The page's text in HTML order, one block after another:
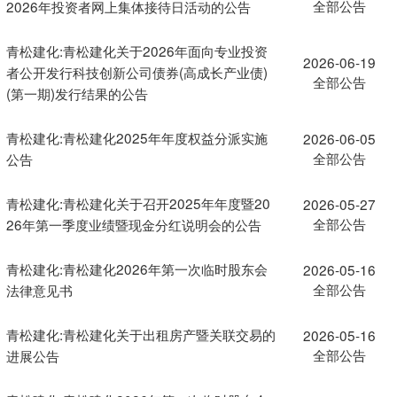
2026年投资者网上集体接待日活动的公告 全部公告
青松建化:青松建化关于2026年面向专业投资
者公开发行科技创新公司债券(高成长产业债)
(第一期)发行结果的公告
2026-06-19
全部公告
青松建化:青松建化2025年年度权益分派实施
公告
2026-06-05
全部公告
青松建化:青松建化关于召开2025年年度暨20
26年第一季度业绩暨现金分红说明会的公告
2026-05-27
全部公告
青松建化:青松建化2026年第一次临时股东会
法律意见书
2026-05-16
全部公告
青松建化:青松建化关于出租房产暨关联交易的
进展公告
2026-05-16
全部公告